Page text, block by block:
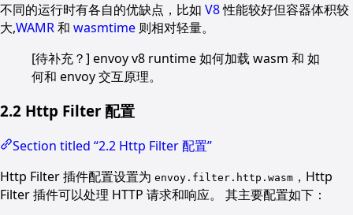
不同的运行时有各自的优缺点，比如 V8性能较好但容器体积较
大,WAMR和 wasmtime 则相对轻量。
[待补充？] envoy v8 runtime 如何加载 wasm 和 如
何和 envoy 交互原理。
2.2 Http Filter 配置
Section titled “2.2 Http Filter 配置”
Http Filter 插件配置设置为 envoy.filter.http.wasm ，Http
Filter 插件可以处理 HTTP 请求和响应。 其主要配置如下：